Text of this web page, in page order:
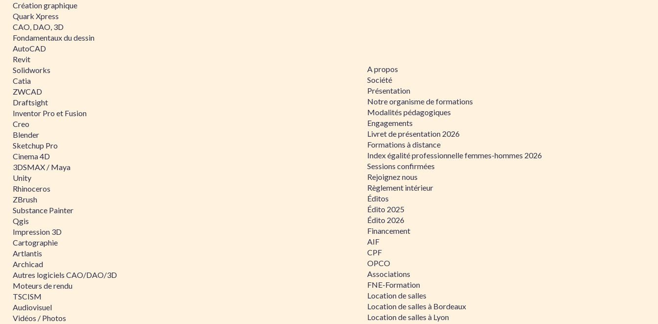
Création graphique
Quark Xpress
CAO, DAO, 3D
Fondamentaux du dessin
AutoCAD
Revit
Solidworks
Catia
ZWCAD
Draftsight
Inventor Pro et Fusion
Creo
Blender
Sketchup Pro
Cinema 4D
3DSMAX / Maya
Unity
Rhinoceros
ZBrush
Substance Painter
Qgis
Impression 3D
Cartographie
Artlantis
Archicad
Autres logiciels CAO/DAO/3D
Moteurs de rendu
TSCISM
Audiovisuel
Vidéos / Photos
A propos
Société
Présentation
Notre organisme de formations
Modalités pédagogiques
Engagements
Livret de présentation 2026
Formations à distance
Index égalité professionnelle femmes-hommes 2026
Sessions confirmées
Rejoignez nous
Règlement intérieur
Éditos
Édito 2025
Édito 2026
Financement
AIF
CPF
OPCO
Associations
FNE-Formation
Location de salles
Location de salles à Bordeaux
Location de salles à Lyon